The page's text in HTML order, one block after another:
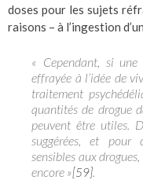
doses pour les sujets
raisons – à l’ingestion
« Cependant, si
effrayée à l’idée de
traitement
quantités de drogue
peuvent être utiles.
suggérées, et pour
sensibles aux
encore »[59]